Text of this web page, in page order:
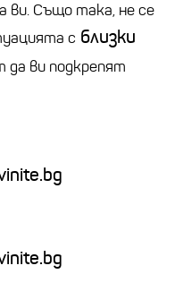
ви. Също така, не се
с близки
да ви подкрепят